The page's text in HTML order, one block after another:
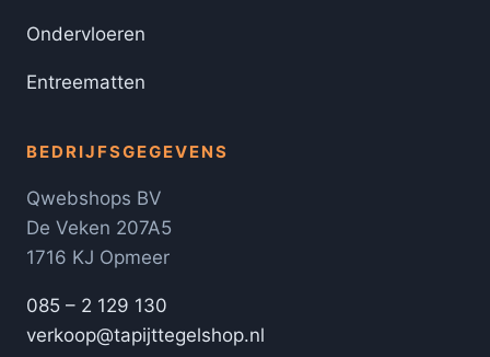
Ondervloeren
Entreematten
BEDRIJFSGEGEVENS
Qwebshops BV
De Veken 207A5
1716 KJ Opmeer
085 – 2 129 130
verkoop@tapijttegelshop.nl